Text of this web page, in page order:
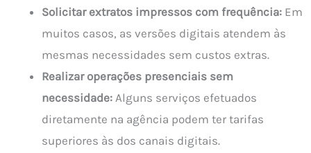
Solicitar extratos impressos com frequência: Em
muitos casos, as versões digitais atendem às
mesmas necessidades sem custos extras.
Realizar operações presenciais sem
necessidade: Alguns serviços efetuados
diretamente na agência podem ter tarifas
superiores às dos canais digitais.